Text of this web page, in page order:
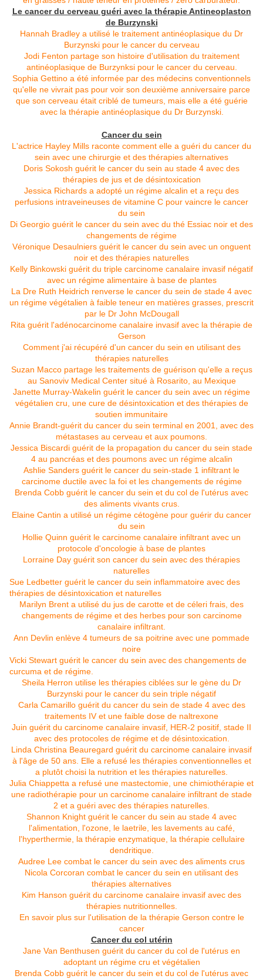
Le cancer du cerveau guéri avec la thérapie Antineoplaston
de Burzynski
Hannah Bradley a utilisé le traitement antinéoplasique du Dr
Burzynski pour le cancer du cerveau
Jodi Fenton partage son histoire d'utilisation du traitement
antinéoplasique de Burzynksi pour le cancer du cerveau.
Sophia Gettino a été informée par des médecins conventionnels
qu'elle ne vivrait pas pour voir son deuxième anniversaire parce
que son cerveau était criblé de tumeurs, mais elle a été guérie
avec la thérapie antinéoplasique du Dr Burzynski.
Cancer du sein
L'actrice Hayley Mills raconte comment elle a guéri du cancer du
sein avec une chirurgie et des thérapies alternatives
Doris Sokosh guérit le cancer du sein au stade 4 avec des
thérapies de jus et de désintoxication
Jessica Richards a adopté un régime alcalin et a reçu des
perfusions intraveineuses de vitamine C pour vaincre le cancer
du sein
Di Georgio guérit le cancer du sein avec du thé Essiac noir et des
changements de régime
Véronique Desaulniers guérit le cancer du sein avec un onguent
noir et des thérapies naturelles
Kelly Binkowski guérit du triple carcinome canalaire invasif négatif
avec un régime alimentaire à base de plantes
La Dre Ruth Heidrich renverse le cancer du sein de stade 4 avec
un régime végétalien à faible teneur en matières grasses, prescrit
par le Dr John McDougall
Rita guérit l'adénocarcinome canalaire invasif avec la thérapie de
Gerson
Comment j'ai récupéré d'un cancer du sein en utilisant des
thérapies naturelles
Suzan Macco partage les traitements de guérison qu'elle a reçus
au Sanoviv Medical Center situé à Rosarito, au Mexique
Janette Murray-Wakelin guérit le cancer du sein avec un régime
végétalien cru, une cure de désintoxication et des thérapies de
soutien immunitaire
Annie Brandt-guérit du cancer du sein terminal en 2001, avec des
métastases au cerveau et aux poumons.
Jessica Biscardi guérit de la propagation du cancer du sein stade
4 au pancréas et des poumons avec un régime alcalin
Ashlie Sanders guérit le cancer du sein-stade 1 infiltrant le
carcinome ductile avec la foi et les changements de régime
Brenda Cobb guérit le cancer du sein et du col de l'utérus avec
des aliments vivants crus.
Elaine Cantin a utilisé un régime cétogène pour guérir du cancer
du sein
Hollie Quinn guérit le carcinome canalaire infiltrant avec un
protocole d'oncologie à base de plantes
Lorraine Day guérit son cancer du sein avec des thérapies
naturelles
Sue Ledbetter guérit le cancer du sein inflammatoire avec des
thérapies de désintoxication et naturelles
Marilyn Brent a utilisé du jus de carotte et de céleri frais, des
changements de régime et des herbes pour son carcinome
canalaire infiltrant.
Ann Devlin enlève 4 tumeurs de sa poitrine avec une pommade
noire
Vicki Stewart guérit le cancer du sein avec des changements de
curcuma et de régime.
Sheila Herron utilise les thérapies ciblées sur le gène du Dr
Burzynski pour le cancer du sein triple négatif
Carla Camarillo guérit du cancer du sein de stade 4 avec des
traitements IV et une faible dose de naltrexone
Juin guérit du carcinome canalaire invasif, HER-2 positif, stade II
avec des protocoles de régime et de désintoxication.
Linda Christina Beauregard guérit du carcinome canalaire invasif
à l'âge de 50 ans. Elle a refusé les thérapies conventionnelles et
a plutôt choisi la nutrition et les thérapies naturelles.
Julia Chiappetta a refusé une mastectomie, une chimiothérapie et
une radiothérapie pour un carcinome canalaire infiltrant de stade
2 et a guéri avec des thérapies naturelles.
Shannon Knight guérit le cancer du sein au stade 4 avec
l'alimentation, l'ozone, le laetrile, les lavements au café,
l'hyperthermie, la thérapie enzymatique, la thérapie cellulaire
dendritique.
Audree Lee combat le cancer du sein avec des aliments crus
Nicola Corcoran combat le cancer du sein en utilisant des
thérapies alternatives
Kim Hanson guérit du carcinome canalaire invasif avec des
thérapies nutritionnelles.
En savoir plus sur l'utilisation de la thérapie Gerson contre le
cancer
Cancer du col utérin
Jane Van Benthusen guérit du cancer du col de l'utérus en
adoptant un régime cru et végétalien
Brenda Cobb guérit le cancer du sein et du col de l'utérus avec